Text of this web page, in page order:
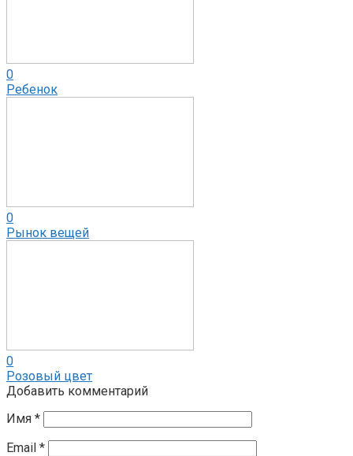
0
Ребенок
0
Рынок вещей
0
Розовый цвет
Добавить комментарий
Имя *
Email *